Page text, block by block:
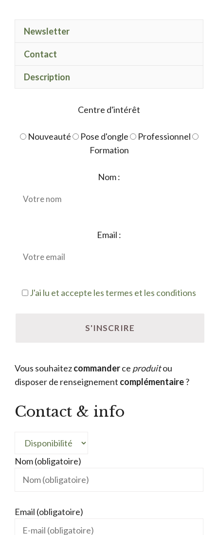
gel
Newsletter
Contact
Description
Centre d'intérêt
Nouveauté Pose d'ongle
Professionnel
Formation
Nom :
Email :
J'ai lu et accepte les termes et les conditions
Vous souhaitezcommanderce produitou
disposer de renseignement complémentaire?
Contact & info
Nom (obligatoire)
Email (obligatoire)